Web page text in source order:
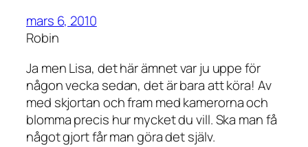
mars 6, 2010
Robin
Ja men Lisa, det här ämnet var ju uppe för
någon vecka sedan, det är bara att köra! Av
med skjortan och fram med kamerorna och
blomma precis hur mycket du vill. Ska man få
något gjort får man göra det själv.